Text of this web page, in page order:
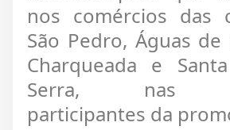
nos comércios das
São Pedro, Águas de
Charqueada e
Serra, nas
participantes da